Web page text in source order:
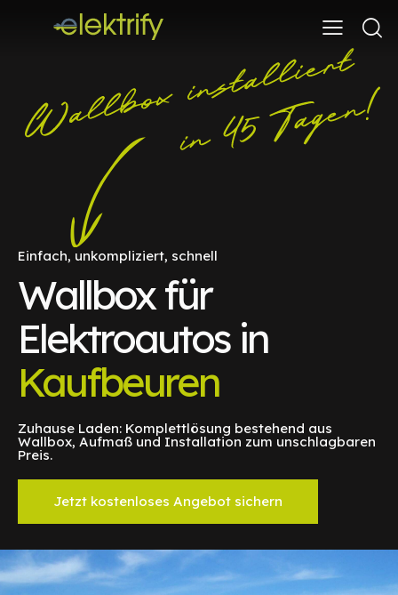
Einfach, unkompliziert, schnell
Wallbox für
Elektroautos in
Kaufbeuren
Zuhause Laden: Komplettlösung bestehend aus
Wallbox, Aufmaß und Installation zum unschlagbaren
Preis.
Jetzt kostenloses Angebot sichern